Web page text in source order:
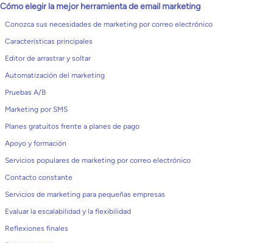
Cómo elegir la mejor herramienta de email marketing
Conozca sus necesidades de marketing por correo electrónico
Características principales
Editor de arrastrar y soltar
Automatización del marketing
Pruebas A/B
Marketing por SMS
Planes gratuitos frente a planes de pago
Apoyo y formación
Servicios populares de marketing por correo electrónico
Contacto constante
Servicios de marketing para pequeñas empresas
Evaluar la escalabilidad y la flexibilidad
Reflexiones finales